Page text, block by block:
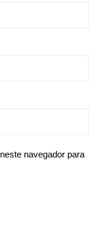
navegador para